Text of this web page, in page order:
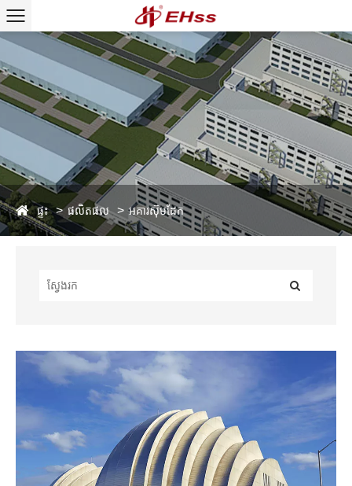
ផ្ទះ ផលិតផល អគារស៊ុមដែក